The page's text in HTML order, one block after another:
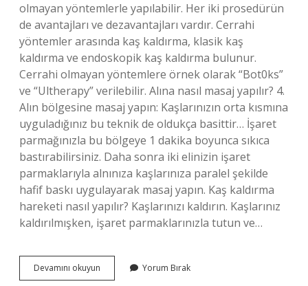
olmayan yöntemlerle yapılabilir. Her iki prosedürün
de avantajları ve dezavantajları vardır. Cerrahi
yöntemler arasında kaş kaldırma, klasik kaş
kaldırma ve endoskopik kaş kaldırma bulunur.
Cerrahi olmayan yöntemlere örnek olarak “Bot0ks”
ve “Ultherapy” verilebilir. Alına nasıl masaj yapılır? 4.
Alın bölgesine masaj yapın: Kaşlarınızın orta kısmına
uyguladığınız bu teknik de oldukça basittir… İşaret
parmağınızla bu bölgeye 1 dakika boyunca sıkıca
bastırabilirsiniz. Daha sonra iki elinizin işaret
parmaklarıyla alnınıza kaşlarınıza paralel şekilde
hafif baskı uygulayarak masaj yapın. Kaş kaldırma
hareketi nasıl yapılır? Kaşlarınızı kaldırın. Kaşlarınız
kaldırılmışken, işaret parmaklarınızla tutun ve…
Devamını okuyun
Kaşları
Yorum Bırak